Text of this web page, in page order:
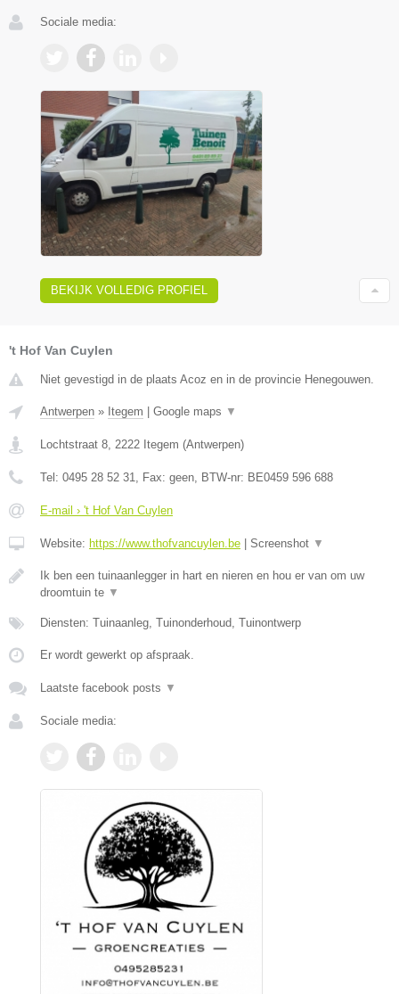
Sociale media:
BEKIJK VOLLEDIG PROFIEL
't Hof Van Cuylen
Niet gevestigd in de plaats Acoz en in de provincie Henegouwen.
Antwerpen » Itegem Google maps ▼
Lochtstraat 8, 2222 Itegem (Antwerpen)
Tel: 0495 28 52 31, Fax: geen, BTW-nr: BE0459 596 688
E-mail › 't Hof Van Cuylen
Website: https://www.thofvancuylen.be Screenshot ▼
Ik ben een tuinaanlegger in hart en nieren en hou er van om uw
droomtuin te ▼
Diensten: Tuinaanleg, Tuinonderhoud, Tuinontwerp
Er wordt gewerkt op afspraak.
Laatste facebook posts ▼
Sociale media: